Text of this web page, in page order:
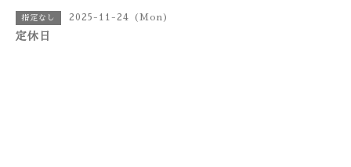
指定なし 2025-11-24 (Mon)
定休日